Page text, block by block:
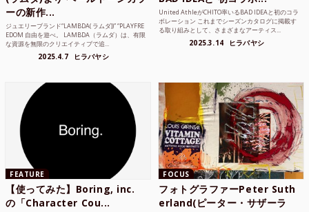
ーの新作...
ジュエリーブランド“LAMBDA( ラムダ))” “PLAYFRE
EDOM 自由を遊べ。 LAMBDA（ラムダ）は、有限
な資源を無限のクリエイティブで追...
2025.4.7 ヒラバヤシ
United AthleがCHITO率いるBAD IDEAと初のコラ
ボレーション これまでシーズンカタログに掲載す
る取り組みとして、さまざまなアーティス...
2025.3.14 ヒラバヤシ
FEATURE
【使ってみた】Boring, inc.
の「Character Cou...
FOCUS
フォトグラファーPeter Suth
erland(ピーター・サザーラ